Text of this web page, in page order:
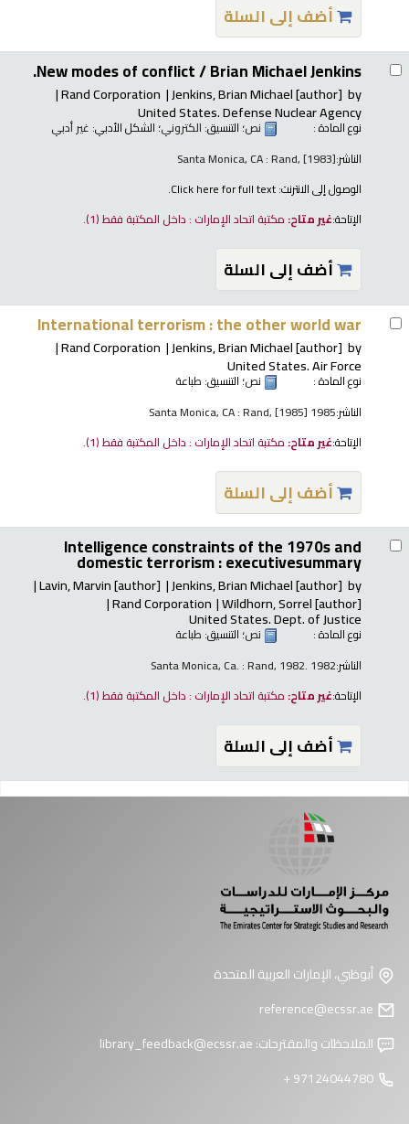
أضف إلى السلة
New modes of conflict /Brian Michael Jenkins.
by
Jenkins, Brian Michael[author]
Rand Corporation
United States. Defense Nuclear Agency
نوع المادة : نص؛ التنسيق: الكتروني؛ الشكل الأدبي: غير أدبي
الناشر:Santa Monica, CA : Rand, [1983]
الوصول إلى الانترنت:Click here for full text.
الإتاحة:غير متاح: مكتبة اتحاد الإمارات : داخل المكتبة فقط(1).
أضف إلى السلة
International terrorism : the other world war
by
Jenkins, Brian Michael[author]
Rand Corporation
United States. Air Force
نوع المادة : نص؛ التنسيق: طباعة
الناشر:Santa Monica, CA : Rand, [1985] 1985
الإتاحة:غير متاح: مكتبة اتحاد الإمارات : داخل المكتبة فقط(1).
أضف إلى السلة
Intelligence constraints of the 1970s and
domestic terrorism : executivesummary
by
Jenkins, Brian Michael[author]
Lavin, Marvin[author]
Wildhorn, Sorrel[author]
Rand Corporation
United States. Dept. of Justice
نوع المادة : نص؛ التنسيق: طباعة
الناشر:Santa Monica, Ca. : Rand, 1982. 1982
الإتاحة:غير متاح: مكتبة اتحاد الإمارات : داخل المكتبة فقط(1).
أضف إلى السلة
أبوظبي، الإمارات العربية المتحدة
الملاحظات والمقترحات:library_feedback@ecssr.ae